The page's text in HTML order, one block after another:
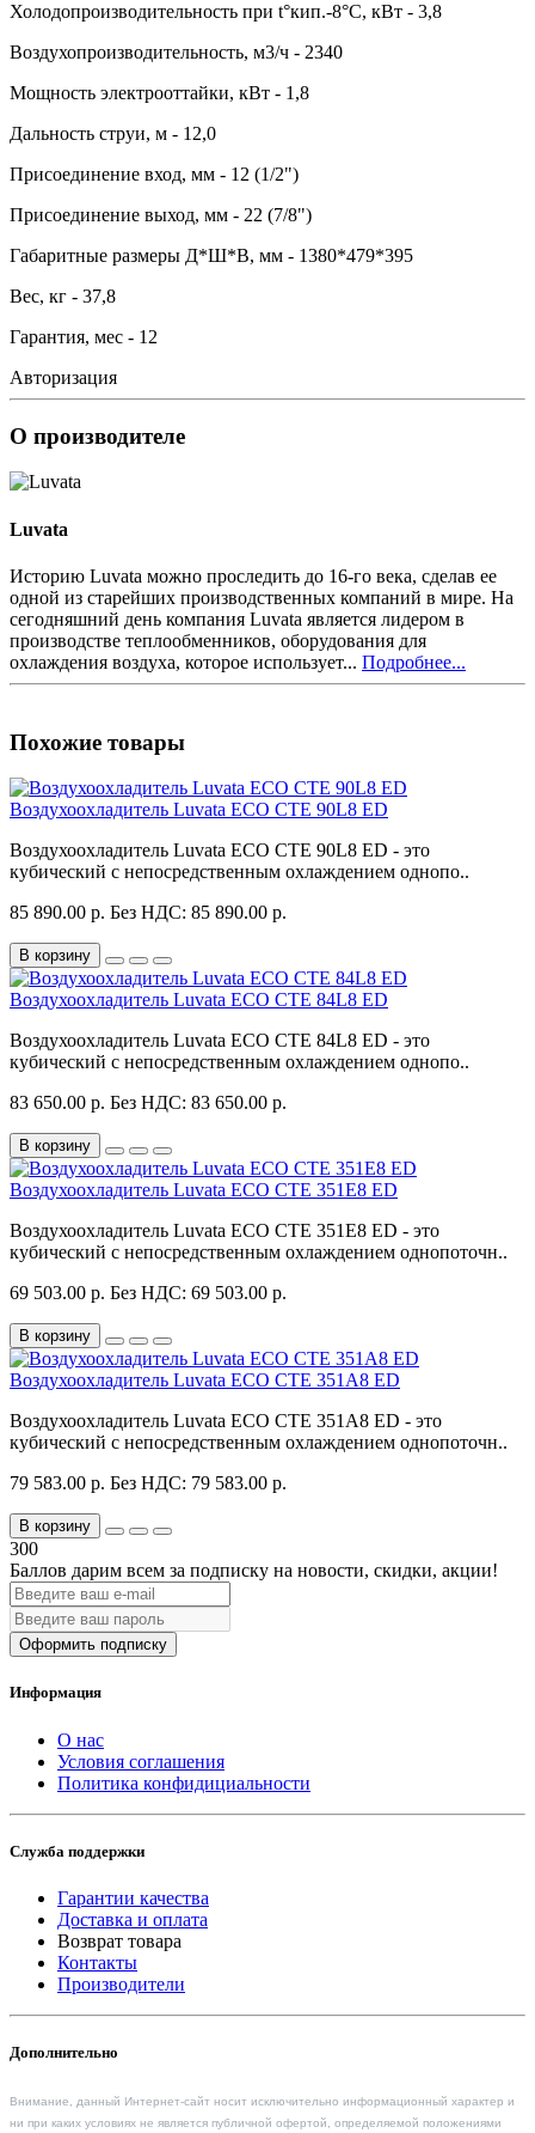
Холодопроизводительность при t°кип.-8°С, кВт - 3,8
Воздухопроизводительность, м3/ч - 2340
Мощность электрооттайки, кВт - 1,8
Дальность струи, м - 12,0
Присоединение вход, мм - 12 (1/2")
Присоединение выход, мм - 22 (7/8")
Габаритные размеры Д*Ш*В, мм - 1380*479*395
Вес, кг - 37,8
Гарантия, мес - 12
Авторизация
О производителе
Luvata
Историю Luvata можно проследить до 16-го века, сделав ее
одной из старейших производственных компаний в мире. На
сегодняшний день компания Luvata является лидером в
производстве теплообменников, оборудования для
охлаждения воздуха, которое использует... Подробнее...
Похожие товары
Воздухоохладитель Luvata ECO CTE 90L8 ED
Воздухоохладитель Luvata ECO CTE 90L8 ED - это
кубический с непосредственным охлаждением однопо..
85 890.00 р. Без НДС: 85 890.00 р.
В корзину
Воздухоохладитель Luvata ECO CTE 84L8 ED
Воздухоохладитель Luvata ECO CTE 84L8 ED - это
кубический с непосредственным охлаждением однопо..
83 650.00 р. Без НДС: 83 650.00 р.
В корзину
Воздухоохладитель Luvata ECO CTE 351E8 ED
Воздухоохладитель Luvata ECO CTE 351E8 ED - это
кубический с непосредственным охлаждением однопоточн..
69 503.00 р. Без НДС: 69 503.00 р.
В корзину
Воздухоохладитель Luvata ECO CTE 351A8 ED
Воздухоохладитель Luvata ECO CTE 351A8 ED - это
кубический с непосредственным охлаждением однопоточн..
79 583.00 р. Без НДС: 79 583.00 р.
В корзину
300
Баллов дарим всем за подписку на новости, скидки, акции!
Оформить подписку
Информация
О нас
Условия соглашения
Политика конфидициальности
Служба поддержки
Гарантии качества
Доставка и оплата
Возврат товара
Контакты
Производители
Дополнительно
Внимание, данный Интернет-сайт носит исключительно информационный характер и
ни при каких условиях не является публичной офертой, определяемой положениями